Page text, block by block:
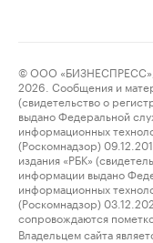
© ООО
2026. Сообщения и
(свидетельство о
выдано Федеральной
информационных
(Роскомнадзор)
издания «РБК»
информации выдано
информационных
(Роскомнадзор)
сопровождаются
Владельцем сайта